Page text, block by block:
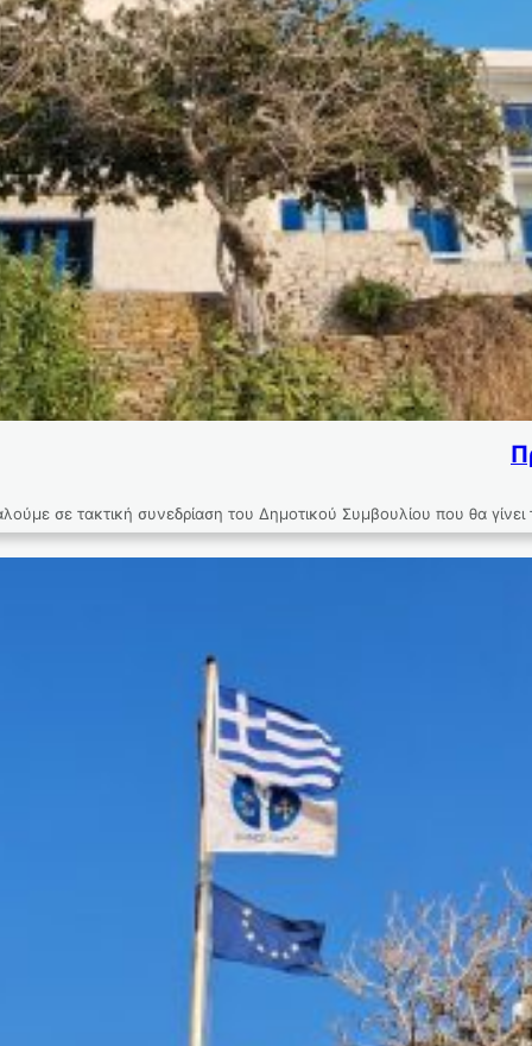
σε τακτική συνεδρίαση του Δημοτικού Συμβουλίου που θα